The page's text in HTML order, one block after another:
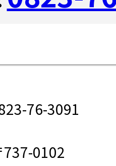
76-3091
737-0102